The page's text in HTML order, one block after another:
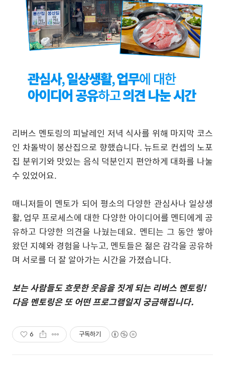
리버스 멘토링의 피날레인 저녁 식사를 위해 마지막 코스
인 차돌박이 봉산집으로 향했습니다. 뉴트로 컨셉의 노포
집 분위기와 맛있는 음식 덕분인지 편안하게 대화를 나눌
수 있었어요.
매니저들이 멘토가 되어 평소의 다양한 관심사나 일상생
활,업무 프로세스에 대한 다양한 아이디어를 멘티에게 공
유하고 다양한 의견을 나눴는데요. 멘티는 그 동안 쌓아
왔던 지혜와 경험을 나누고, 멘토들은 젊은 감각을 공유하
며 서로를 더 잘 알아가는 시간을 가졌습니다.
보는 사람들도 흐뭇한 웃음을 짓게 되는 리버스 멘토링!
다음 멘토링은 또 어떤 프로그램일지 궁금해집니다.
6 구독하기